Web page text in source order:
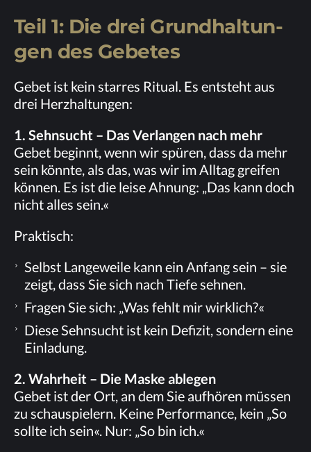
Teil 1: Die drei Grund­hal­tun­
gen des Gebetes
Ge­bet ist kein star­res Ri­tu­al. Es ent­steht aus
drei Herzhaltungen:
1. Sehn­sucht – Das Ver­lan­gen nach mehr
Ge­bet be­ginnt, wenn wir spü­ren, dass da mehr
sein könn­te, als das, was wir im All­tag grei­fen
kön­nen. Es ist die lei­se Ah­nung: „Das kann doch
nicht al­les sein.«
Prak­tisch:
Selbst Lan­ge­wei­le kann ein An­fang sein – sie
zeigt, dass Sie sich nach Tie­fe sehnen.
Fra­gen Sie sich: „Was fehlt mir wirklich?«
Die­se Sehn­sucht ist kein De­fi­zit, son­dern eine
Einladung.
2. Wahr­heit – Die Mas­ke ablegen
Ge­bet ist der Ort, an dem Sie auf­hö­ren müs­sen
zu schau­spie­lern. Kei­ne Per­for­mance, kein „So
soll­te ich sein«. Nur: „So bin ich.«